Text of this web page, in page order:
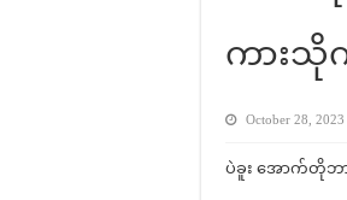
ကားသို
October 28, 2023
ပဲခူး အောက်တိုဘ